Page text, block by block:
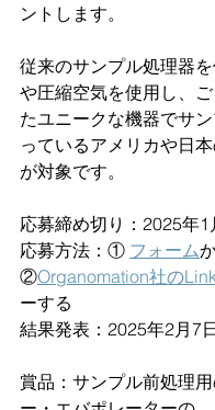
ントします。
従来のサンプル処理器
や圧縮空気を使用し、
たユニークな機器でサ
っているアメリカや日
が対象です。
応募締め切り：2025年1
応募方法：① フォーム
②Organomation社の
ーする
結果発表：2025年2月7
賞品：サンプル前処理